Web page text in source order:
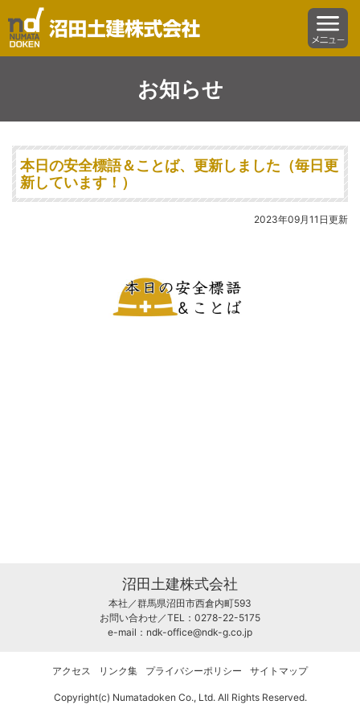
沼田土建株式会社 menu
お知らせ
本日の安全標語＆ことば、更新しました（毎日更
新しています！）
2023年09月11日更新
沼田土建株式会社
本社／群馬県沼田市西倉内町593
お問い合わせ／TEL：0278-22-5175
e-mail： ndk-office@ndk-g.co.jp
アクセス リンク集 プライバシーポリシー サイトマップ
Copyright(c) Numatadoken Co., Ltd. All Rights Reserved.